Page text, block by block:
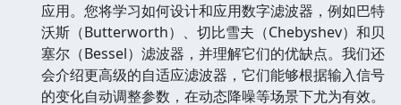
应用。您将学习如何设计和应用数字滤波器，例如巴特
沃斯（Butterworth）、切比雪夫（Chebyshev）和贝
塞尔（Bessel）滤波器，并理解它们的优缺点。我们还
会介绍更高级的自适应滤波器，它们能够根据输入信号
的变化自动调整参数，在动态降噪等场景下尤为有效。
继续阅读 请点击这